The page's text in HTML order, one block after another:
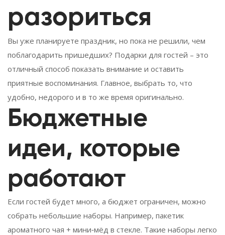
разориться
Вы уже планируете праздник, но пока не решили, чем
поблагодарить пришедших? Подарки для гостей – это
отличный способ показать внимание и оставить
приятные воспоминания. Главное, выбрать то, что
удобно, недорого и в то же время оригинально.
Бюджетные
идеи, которые
работают
Если гостей будет много, а бюджет ограничен, можно
собрать небольшие наборы. Например, пакетик
ароматного чая + мини‑мёд в стекле. Такие наборы легко